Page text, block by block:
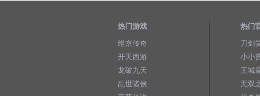
热门游戏
维京传奇
开天西游
龙破九天
乱世诸侯
热门
刀剑
小小
王城
无双